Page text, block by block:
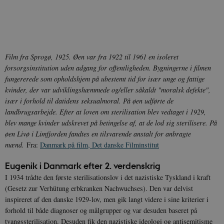
Film fra Sprogø, 1925. Øen var fra 1922 til 1961 en isoleret
forsorgsinstitution uden adgang for offentligheden. Bygningerne i filmen
fungererede som opholdshjem på ubestemt tid for især unge og fattige
kvinder, der var udviklingshæmmede og/eller såkaldt "moralsk defekte",
især i forhold til datidens seksualmoral. På øen udførte de
landbrugsarbejde. Efter at loven om sterilisation blev vedtaget i 1929,
blev mange kvinder udskrevet på betingelse af, at de lod sig sterilisere. På
øen Livø i Limfjorden fandtes en tilsvarende anstalt for anbragte
mænd. Fra: Danmark på film, Det danske Filminstitut
Eugenik i Danmark efter 2. verdenskrig
I 1934 trådte den første sterilisationslov i det nazistiske Tyskland i kraft
(Gesetz zur Verhütung erbkranken Nachwuchses). Den var delvist
inspireret af den danske 1929-lov, men gik langt videre i sine kriterier i
forhold til både diagnoser og målgrupper og var desuden baseret på
tvangssterilisation. Desuden fik den nazistiske ideologi og antisemitisme
XSRF-TOKEN danmarkshistoriendk.h5p.com
__cf_bm
Cloudflare Inc.